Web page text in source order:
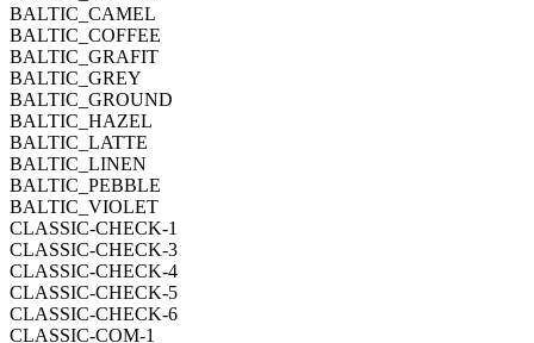
BALTIC_CAMEL
BALTIC_COFFEE
BALTIC_GRAFIT
BALTIC_GREY
BALTIC_GROUND
BALTIC_HAZEL
BALTIC_LATTE
BALTIC_LINEN
BALTIC_PEBBLE
BALTIC_VIOLET
CLASSIC-CHECK-1
CLASSIC-CHECK-3
CLASSIC-CHECK-4
CLASSIC-CHECK-5
CLASSIC-CHECK-6
CLASSIC-COM-1